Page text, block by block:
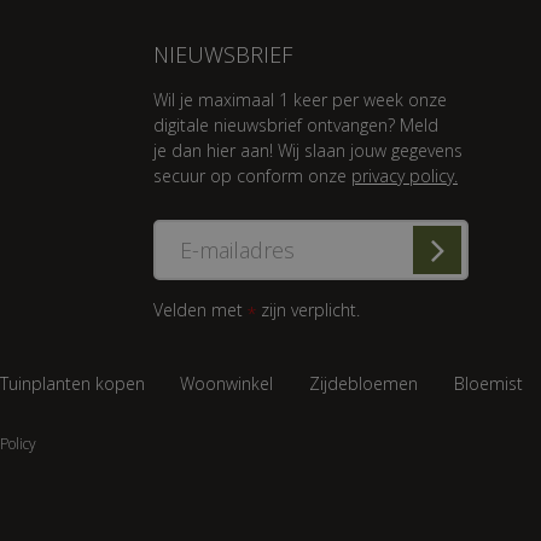
NIEUWSBRIEF
Wil je maximaal 1 keer per week onze
digitale nieuwsbrief ontvangen? Meld
je dan hier aan! Wij slaan jouw gegevens
secuur op conform onze privacy policy.
Velden met * zijn verplicht.
Tuinplanten kopen Woonwinkel Zijdebloemen Bloemist